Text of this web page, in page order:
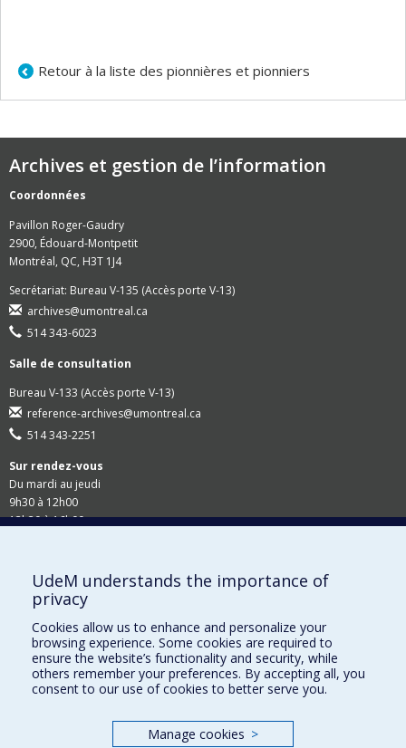
Retour à la liste des pionnières et pionniers
Archives et gestion de l’information
Coordonnées
Pavillon Roger-Gaudry
2900, Édouard-Montpetit
Montréal, QC, H3T 1J4
Secrétariat: Bureau V-135 (Accès porte V-13)
archives@umontreal.ca
514 343-6023
Salle de consultation
Bureau V-133 (Accès porte V-13)
reference-archives@umontreal.ca
514 343-2251
Sur rendez-vous
Du mardi au jeudi
9h30 à 12h00
13h30 à 16h00
Site Web du Secrétariat général
Accessibilité
Demandes en ligne
UdeM understands the importance of
privacy
Cookies allow us to enhance and personalize your
browsing experience. Some cookies are required to
ensure the website’s functionality and security, while
others remember your preferences. By accepting all, you
consent to our use of cookies to better serve you.
Manage cookies >